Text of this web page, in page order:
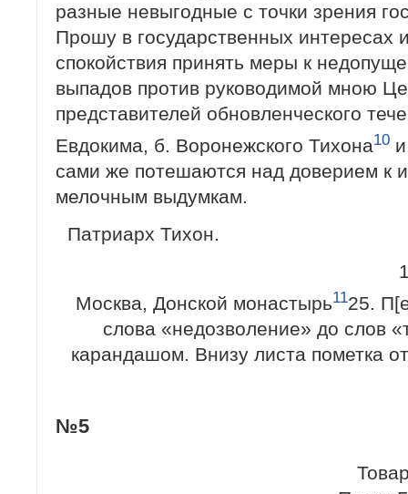
разные невыгодные с точки зрения
Прошу в государственных интересах
спокойствия принять меры к
выпадов против руководимой мною
представителей обновленческого
Евдокима, б. Воронежского Тихона10
сами же потешаются над доверием к
мелочным выдумкам.
Патриарх Тихон.
Москва, Донской монастырь1125.
слова «недозволение» до слов
карандашом. Внизу листа пометка
№5